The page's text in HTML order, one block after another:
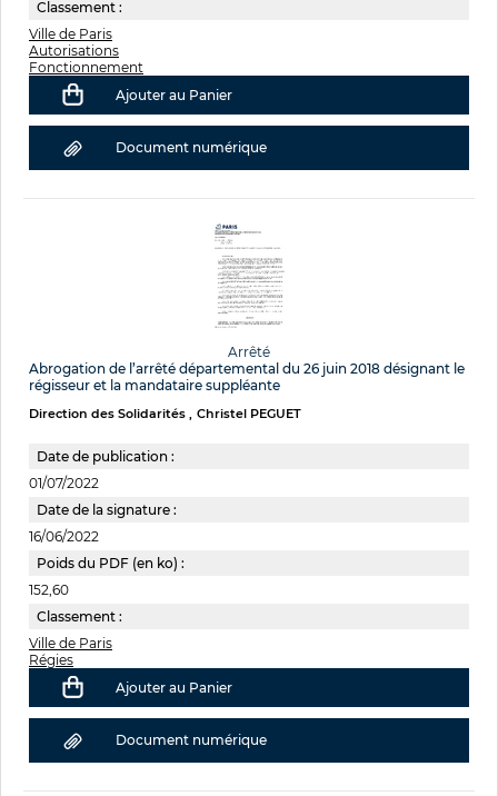
Classement :
Ville de Paris
Autorisations
Fonctionnement
Ajouter au Panier
Document numérique
Arrêté
Abrogation de l’arrêté départemental du 26 juin 2018 désignant le
régisseur et la mandataire suppléante
Direction des Solidarités Christel PEGUET
Date de publication :
01/07/2022
Date de la signature :
16/06/2022
Poids du PDF (en ko) :
152,60
Classement :
Ville de Paris
Régies
Ajouter au Panier
Document numérique